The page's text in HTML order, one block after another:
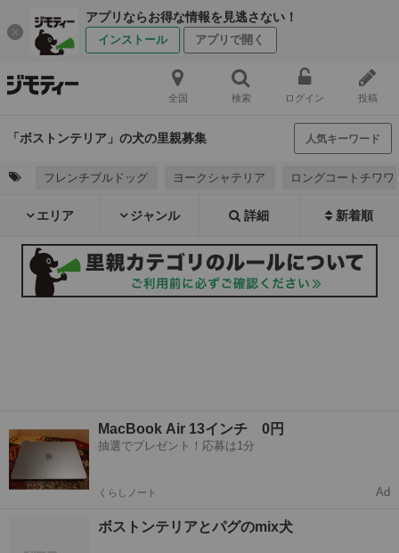
アプリならお得な情報を見逃さない！
インストール アプリで開く
全国 検索 ログイン 投稿
「ボストンテリア」の犬の里親募集 人気キーワード
フレンチブルドッグ ヨークシャテリア ロングコートチワワ
エリア ジャンル 詳細 新着順
MacBook Air 13インチ 0円
抽選でプレゼント！応募は1分
くらしノート Ad
ボストンテリアとパグのmix犬